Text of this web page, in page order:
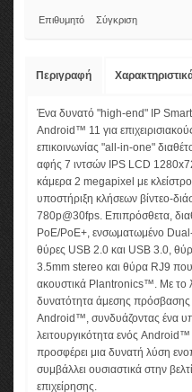
Επιθυμητό Σύγκριση
Περιγραφή
Ένα δυνατό "high-end" IP Smart
Android™ 11 για
επικοινωνίας "all-in-one"
αφής 7 ιντσών IPS LCD
κάμερα 2 megapixel με
υποστήριξη κλήσεων βίντεο-
780p@30fps. Επιπρόσθετα,
PoE/PoE+, ενσωματωμένο
θύρες USB 2.0 και USB 3.0,
3.5mm stereo και θύρα RJ9 που
ακουστικά Plantronics™. Με το
δυνατότητα άμεσης πρόσβασης
Android™, συνδυάζοντας ένα
λειτουργικότητα ενός
προσφέρει μια δυνατή λύση
συμβάλλει ουσιαστικά στην
επιχείρησης.